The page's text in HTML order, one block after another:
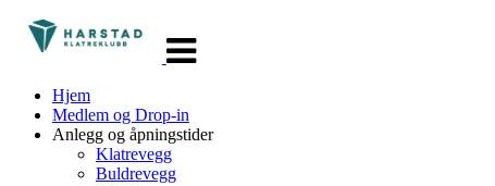
navigasjon
Hjem
Medlem og Drop-in
Anlegg og åpningstider
Klatrevegg
Buldrevegg